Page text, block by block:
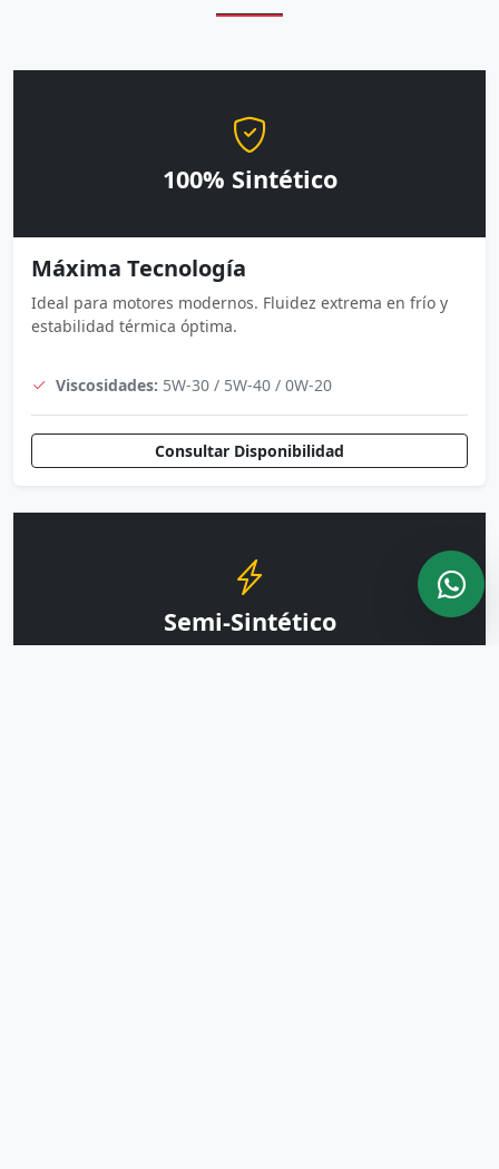
100% Sintético
Máxima Tecnología
Ideal para motores modernos. Fluidez extrema en frío y
estabilidad térmica óptima.
Viscosidades: 5W-30 / 5W-40 / 0W-20
Consultar Disponibilidad
Semi-Sintético